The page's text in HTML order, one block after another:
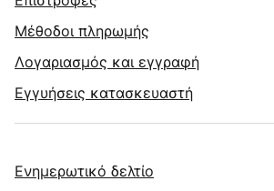
Μέθοδοι πληρωμής
Λογαριασμός και εγγραφή
Εγγυήσεις κατασκευαστή
Ενημερωτικό δελτίο